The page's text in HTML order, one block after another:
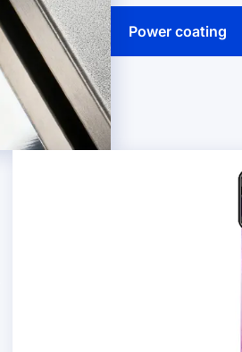
파워코팅